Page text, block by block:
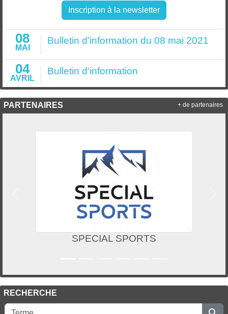
Inscription à la newsletter
08
MAI
Bulletin d'information du 08 mai 2021
04
AVRIL
Bulletin d'information
PARTENAIRES
SPECIAL SPORTS
+ de partenaires
RECHERCHE